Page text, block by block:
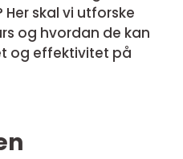
skal vi utforske
og hvordan de kan
og effektivitet på